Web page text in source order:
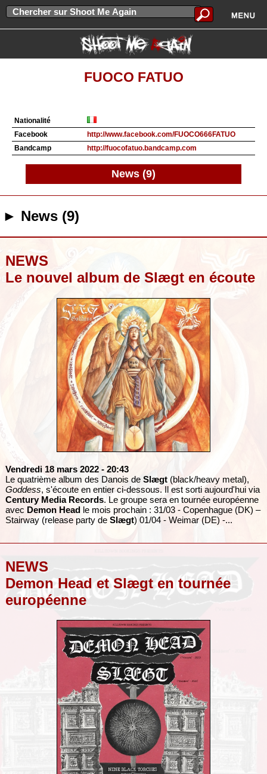
FUOCO FATUO
Nationalité
Facebook
http://www.facebook.com/FUOCO666FATUO
Bandcamp
http://fuocofatuo.bandcamp.com
News (9)
► News (9)
NEWS
Le nouvel album de Slægt en écoute
Vendredi 18 mars 2022 - 20:43
Le quatrième album des Danois de Slægt(black/heavy metal),
Goddess, s'écoute en entier ci-dessous. Il est sorti aujourd'hui via
Century Media Records. Le groupe sera en tournée européenne
avec Demon Headle mois prochain : 31/03 - Copenhague (DK) –
Stairway (release party de Slægt) 01/04 - Weimar (DE) -...
NEWS
Demon Head et Slægt en tournée
européenne